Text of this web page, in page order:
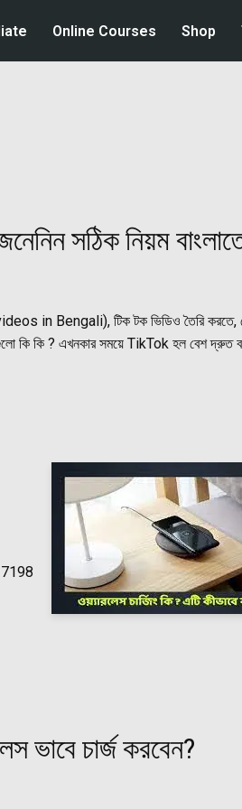
Online Courses Shop
সঠিক নিয়ম
in Bengali), টিক টক ভিডিও তৈরি
কি কি ? এখনকার সময়ে TikTok হল বেশ দ্রুত
ভাবে চার্জ করবেন?